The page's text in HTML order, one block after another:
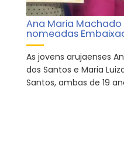
Ana Maria Machado
nomeadas
As jovens arujaenses
dos Santos e Maria
Santos, ambas de 19